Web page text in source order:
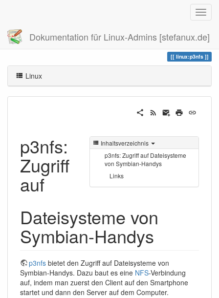
Dokumentation für Linux-Admins [stefanux.de]
Zuletzt angesehen p3nfs
linux:p3nfs
Linux
Inhaltsverzeichnis
p3nfs: Zugriff auf Dateisysteme
von Symbian-Handys
Links
p3nfs:
Zugriff
auf
Dateisysteme von
Symbian-Handys
p3nfs bietet den Zugriff auf Dateisysteme von
Symbian-Handys. Dazu baut es eine NFS-Verbindung
auf, indem man zuerst den Client auf den Smartphone
startet und dann den Server auf dem Computer.